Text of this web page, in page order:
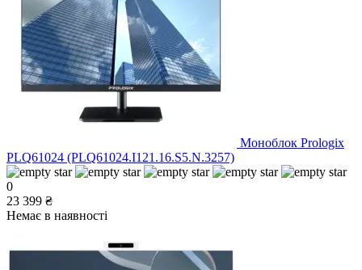
Моноблок Prologix
PLQ61024 (PLQ61024.I121.16.S5.N.3257)
0
23 399 ₴
Немає в наявності